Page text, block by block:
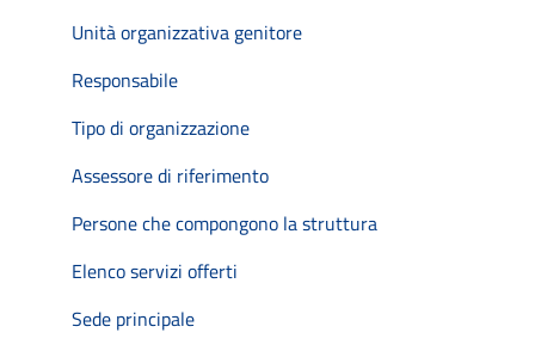
Unità organizzativa genitore
Responsabile
Tipo di organizzazione
Assessore di riferimento
Persone che compongono la struttura
Elenco servizi offerti
Sede principale